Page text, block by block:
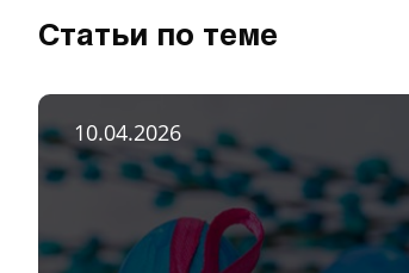
Статьи по теме
10.04.2026